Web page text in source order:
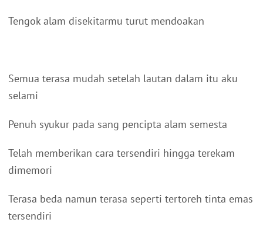
Tengok alam disekitarmu turut mendoakan
Semua terasa mudah setelah lautan dalam itu aku
selami
Penuh syukur pada sang pencipta alam semesta
Telah memberikan cara tersendiri hingga terekam
dimemori
Terasa beda namun terasa seperti tertoreh tinta emas
tersendiri